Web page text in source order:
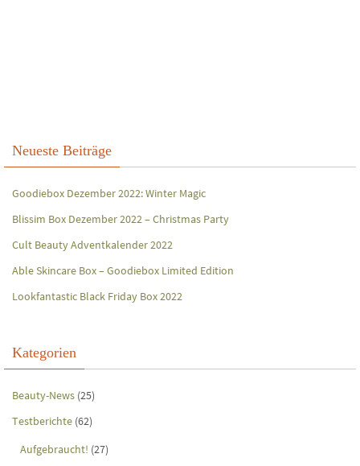
Neueste Beiträge
Goodiebox Dezember 2022: Winter Magic
Blissim Box Dezember 2022 – Christmas Party
Cult Beauty Adventkalender 2022
Able Skincare Box – Goodiebox Limited Edition
Lookfantastic Black Friday Box 2022
Kategorien
Beauty-News (25)
Testberichte (62)
Aufgebraucht! (27)